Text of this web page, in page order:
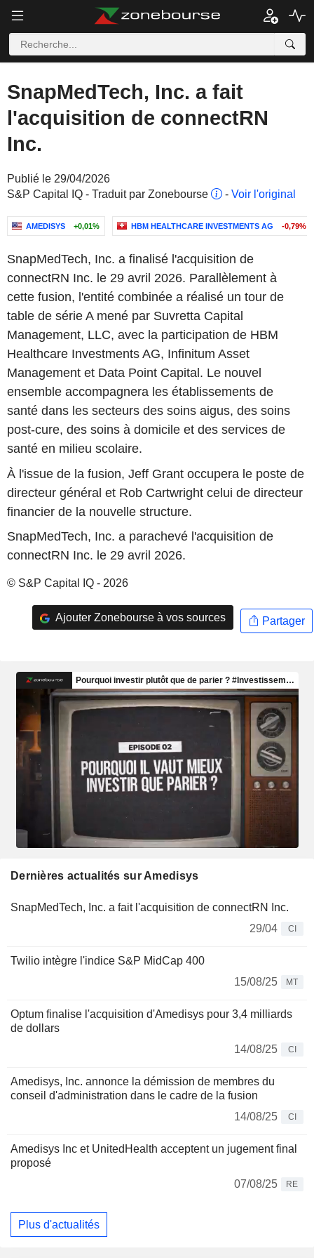
SnapMedTech, Inc. a fait
l'acquisition de connectRN
Inc.
Publié le 29/04/2026
S&P Capital IQ - Traduit par Zonebourse
- Voir l'original
AMEDISYS +0,01% HBM HEALTHCARE INVESTMENTS AG -0,79%
SnapMedTech, Inc. a finalisé l'acquisition de
connectRN Inc. le 29 avril 2026. Parallèlement à
cette fusion, l'entité combinée a réalisé un tour de
table de série A mené par Suvretta Capital
Management, LLC, avec la participation de HBM
Healthcare Investments AG, Infinitum Asset
Management et Data Point Capital. Le nouvel
ensemble accompagnera les établissements de
santé dans les secteurs des soins aigus, des soins
post-cure, des soins à domicile et des services de
santé en milieu scolaire.
À l'issue de la fusion, Jeff Grant occupera le poste de
directeur général et Rob Cartwright celui de directeur
financier de la nouvelle structure.
SnapMedTech, Inc. a parachevé l'acquisition de
connectRN Inc. le 29 avril 2026.
© S&P Capital IQ - 2026
Ajouter Zonebourse à vos sources Partager
Dernières actualités sur Amedisys
SnapMedTech, Inc. a fait l'acquisition de connectRN Inc.
29/04
CI
Twilio intègre l'indice S&P MidCap 400
15/08/25
MT
Optum finalise l'acquisition d'Amedisys pour 3,4 milliards
de dollars
14/08/25
CI
Amedisys, Inc. annonce la démission de membres du
conseil d'administration dans le cadre de la fusion
14/08/25
CI
Amedisys Inc et UnitedHealth acceptent un jugement final
proposé
07/08/25
RE
Plus d'actualités